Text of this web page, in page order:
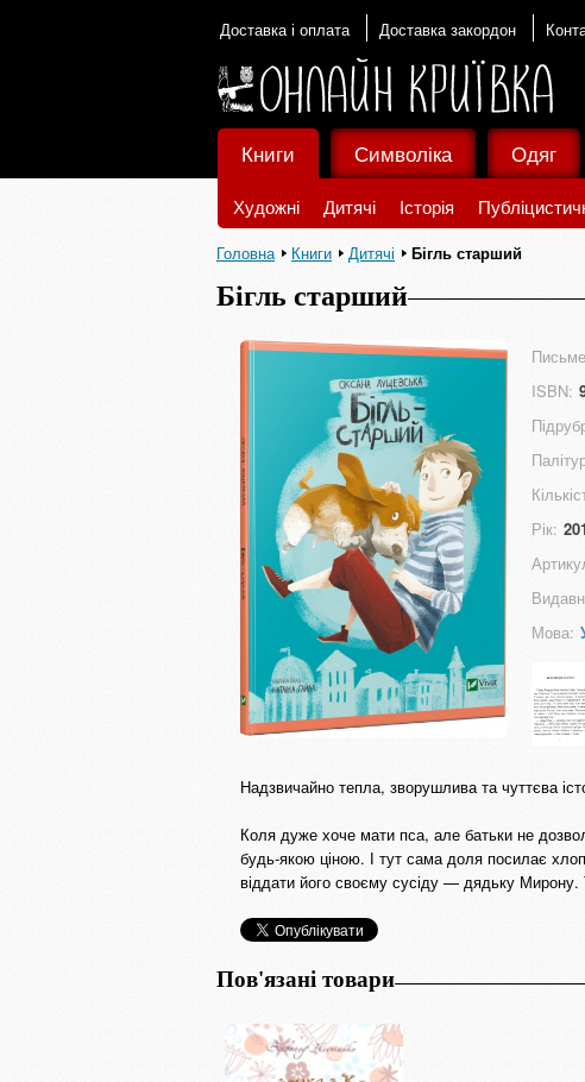
Доставка і оплата Доставка закордон
Книги
Художні Дитячі Історія
Символіка Одяг
Головна Книги Дитячі Бігль старший
Бігль старший
ISBN:
Рік:
Мова:
Надзвичайно тепла, зворушлива та чуттєва
Коля дуже хоче мати пса, але батьки не
будь-якою ціною. І тут сама доля посилає
віддати його своєму сусіду — дядьку Мирону.
Пов'язані товари